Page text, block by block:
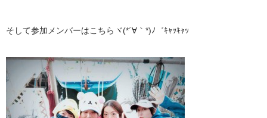
そして参加メンバーはこちらヾ(*´∀｀*)ﾉ゛ｷｬｯｷｬｯ